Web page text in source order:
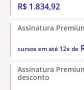
R$ 1.834,92
Assinatura
cursos em até 12x de
Assinatura
desconto